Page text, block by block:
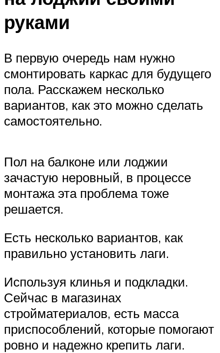
руками
В первую очередь нам нужно
смонтировать каркас для будущего
пола. Расскажем несколько
вариантов, как это можно сделать
самостоятельно.
Пол на балконе или лоджии
зачастую неровный, в процессе
монтажа эта проблема тоже
решается.
Есть несколько вариантов, как
правильно установить лаги.
Используя клинья и подкладки.
Сейчас в магазинах
стройматериалов, есть масса
приспособлений, которые помогают
ровно и надежно крепить лаги.